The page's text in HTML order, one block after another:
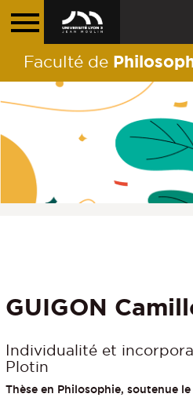
Faculté de
GUIGON
Individualité et
Plotin
Thèse en Philosophie, soutenue